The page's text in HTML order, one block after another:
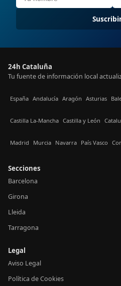
24h Cataluña
Tu fuente de información local
España Andalucía Aragón Asturias
Castilla La-Mancha Castilla y León
Madrid Murcia Navarra País Vasco
Secciones
Barcelona
Girona
Lleida
Tarragona
Legal
Aviso Legal
Política de Cookies